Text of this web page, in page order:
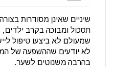
שיניים שאינן מסודרות
תסכול ומבוכה בקרב ילדים,
שמעולם לא ביצעו טיפול
לא יודעים שההשפעה של
בהרבה משנוטים לשער.